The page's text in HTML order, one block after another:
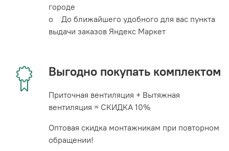
городе
o До ближайшего удобного для вас пункта
выдачи заказов Яндекс Маркет
Выгодно покупать комплектом
Приточная вентиляция + Вытяжная
вентиляция = СКИДКА 10%
Оптовая скидка монтажникам при повторном
обращении!